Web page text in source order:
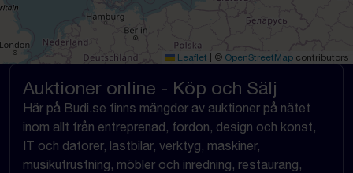
Leaflet © OpenStreetMap contributors
Auktioner online - Köp och Sälj
Här på Budi.se finns mängder av auktioner på nätet
inom allt från entreprenad, fordon, design och konst,
IT och datorer, lastbilar, verktyg, maskiner,
musikutrustning, möbler och inredning, restaurang,